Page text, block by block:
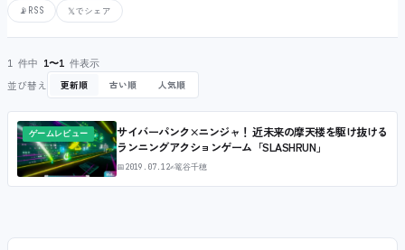
📡 RSS 𝕏でシェア
1 件中 1〜1 件表示
並び替え 更新順 古い順 人気順
ゲームレビュー
サイバーパンク×ニンジャ！ 近未来の摩天楼を駆け抜ける
ランニングアクションゲーム「SLASHRUN」
📅2019.07.12✍篭谷千穂